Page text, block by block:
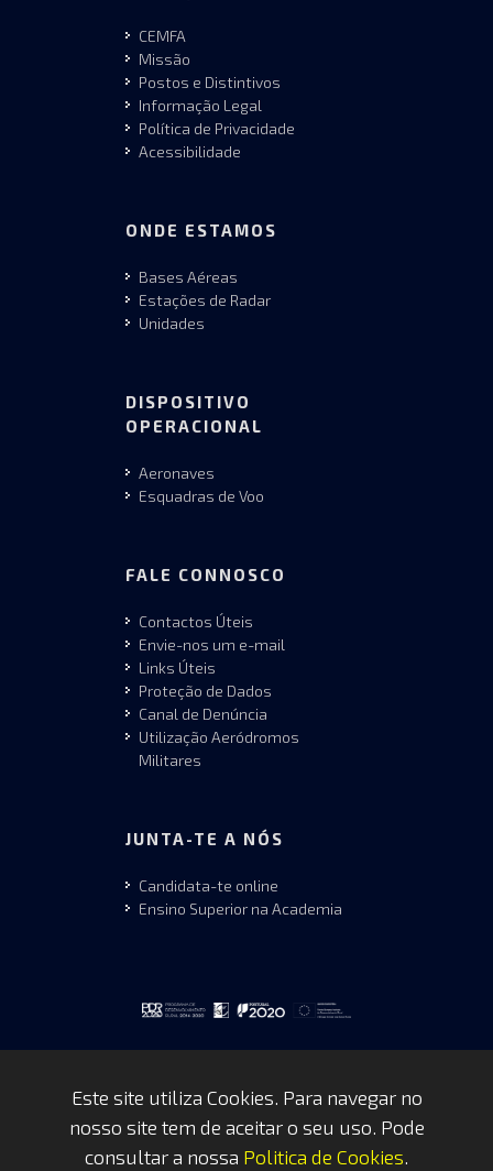
CEMFA
Missão
Postos e Distintivos
Informação Legal
Política de Privacidade
Acessibilidade
ONDE ESTAMOS
Bases Aéreas
Estações de Radar
Unidades
DISPOSITIVO
OPERACIONAL
Aeronaves
Esquadras de Voo
FALE CONNOSCO
Contactos Úteis
Envie-nos um e-mail
Links Úteis
Proteção de Dados
Canal de Denúncia
Utilização Aeródromos
Militares
JUNTA-TE A NÓS
Candidata-te online
Ensino Superior na Academia
Copyrights © 2026 by FAP - DCSI -
Este site utiliza Cookies. Para navegar no
nosso site tem de aceitar o seu uso. Pode
consultar a nossa Politica de Cookies.